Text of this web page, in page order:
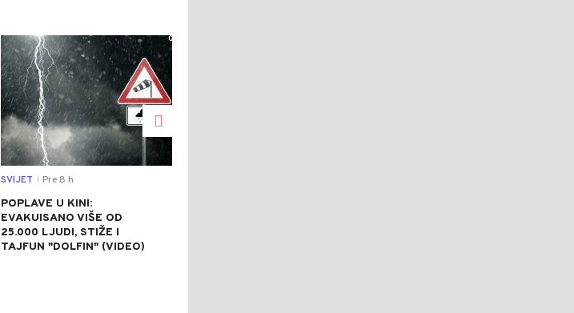
0
SVIJET Pre 8 h
POPLAVE U KINI:
EVAKUISANO VIŠE OD
25.000 LJUDI, STIŽE I
TAJFUN "DOLFIN" (VIDEO)